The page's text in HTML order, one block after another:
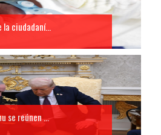
ciudadaní...
se reúnen ...